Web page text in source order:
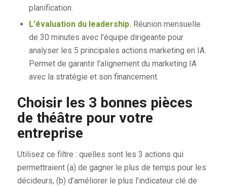
planification.
L'évaluation du leadership.Réunion mensuelle
de 30 minutes avec l'équipe dirigeante pour
analyser les 5 principales actions marketing en IA.
Permet de garantir l'alignement du marketing IA
avec la stratégie et son financement.
Choisir les 3 bonnes pièces
de théâtre pour votre
entreprise
Utilisez ce filtre : quelles sont les 3 actions qui
permettraient (a) de gagner le plus de temps pour les
décideurs, (b) d’améliorer le plus l’indicateur clé de